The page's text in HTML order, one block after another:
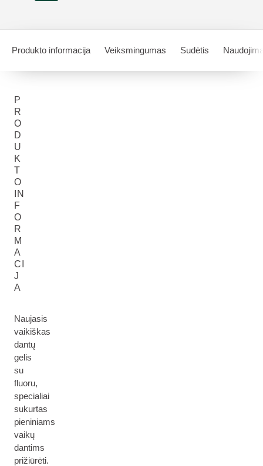
Produkto informacija Veiksmingumas Sudėtis
P
R
O
D
U
K
T
O
IN
F
O
R
M
A
CI
J
A
Naujasis
vaikiškas
dantų
gelis
su
fluoru,
specialiai
sukurtas
pieniniams
vaikų
dantims
prižiūrėti.